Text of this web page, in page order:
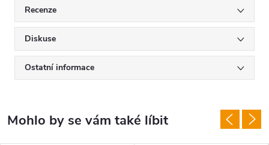
Recenze
Diskuse
Ostatní informace